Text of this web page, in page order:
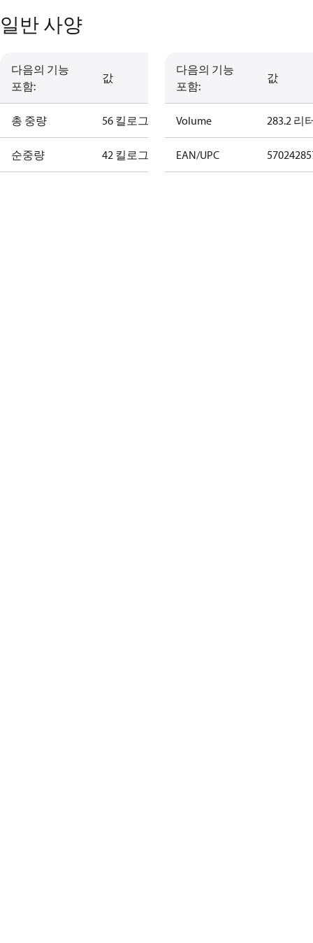
일반 사양
다음의 기능
포함:
값
총 중량 56 킬로그램
순중량 42 킬로그램
다음의 기능
포함:
값
Volume 283.2 리
EAN/UPC